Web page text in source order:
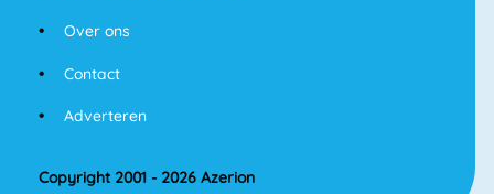
Over ons
Contact
Adverteren
Copyright 2001 - 2026 Azerion